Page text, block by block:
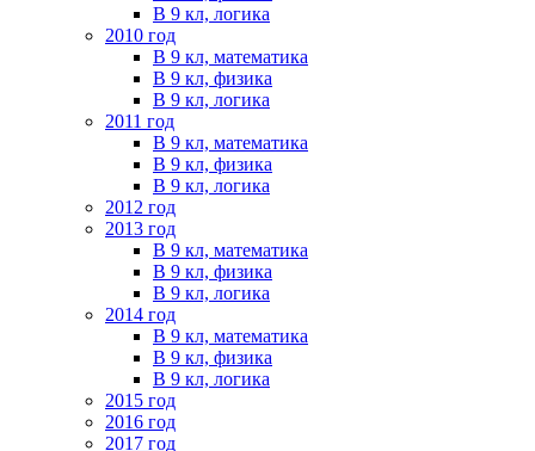
В 9 кл, логика
2010 год
В 9 кл, математика
В 9 кл, физика
В 9 кл, логика
2011 год
В 9 кл, математика
В 9 кл, физика
В 9 кл, логика
2012 год
2013 год
В 9 кл, математика
В 9 кл, физика
В 9 кл, логика
2014 год
В 9 кл, математика
В 9 кл, физика
В 9 кл, логика
2015 год
2016 год
2017 год